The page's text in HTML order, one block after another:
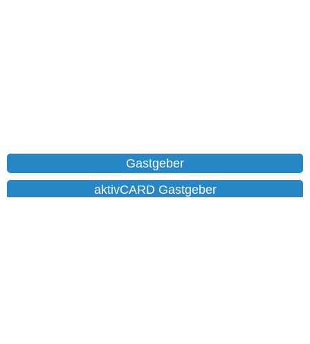
Gastgeber
aktivCARD Gastgeber